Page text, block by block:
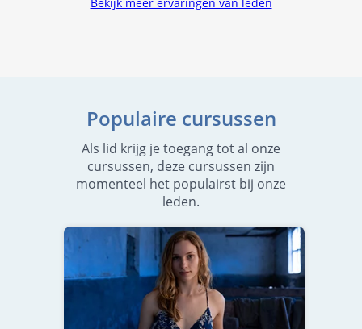
Populaire cursussen
Als lid krijg je toegang tot al onze
cursussen, deze cursussen zijn
momenteel het populairst bij onze
leden.